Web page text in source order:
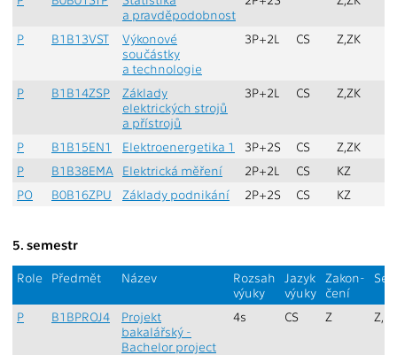
a pravděpodobnost
P B1B13VST
Výkonové
součástky
a technologie
3P+2L CS Z,ZK
P B1B14ZSP
Základy
elektrických strojů
a přístrojů
3P+2L CS Z,ZK
P B1B15EN1 Elektroenergetika 1 3P+2S CS Z,ZK
P
B1B38EMA Elektrická měření 2P+2L CS KZ
PO
B0B16ZPU Základy podnikání 2P+2S CS KZ
5. semestr
Role Předmět Název
Rozsah
výuky
Jazyk
výuky
Zakon-
čení
P B1BPROJ4
Projekt
bakalářský -
Bachelor project
4s CS Z Z,L